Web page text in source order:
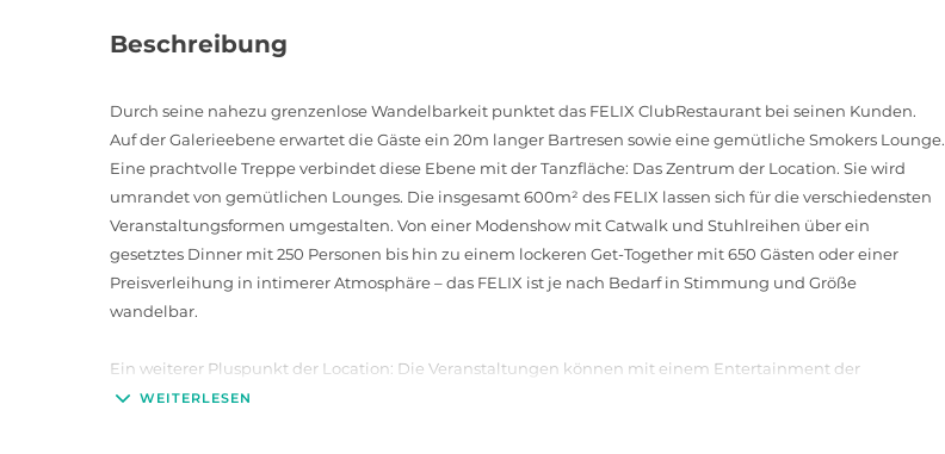
Beschreibung
Durch seine nahezu grenzenlose Wandelbarkeit punktet das FELIX ClubRestaurant bei seinen Kunden.
Auf der Galerieebene erwartet die Gäste ein 20m langer Bartresen sowie eine gemütliche Smokers Lounge.
Eine prachtvolle Treppe verbindet diese Ebene mit der Tanzfläche: Das Zentrum der Location. Sie wird
umrandet von gemütlichen Lounges. Die insgesamt 600m² des FELIX lassen sich für die verschiedensten
Veranstaltungsformen umgestalten. Von einer Modenshow mit Catwalk und Stuhlreihen über ein
gesetztes Dinner mit 250 Personen bis hin zu einem lockeren Get-Together mit 650 Gästen oder einer
Preisverleihung in intimerer Atmosphäre – das FELIX ist je nach Bedarf in Stimmung und Größe
wandelbar.
Ein weiterer Pluspunkt der Location: Die Veranstaltungen können mit einem Entertainment der
besonderen Art untermalt werden. Eine professionelle Licht-, Ton- und Spezial-Effekte-Technik sorgt für
WEITERLESEN